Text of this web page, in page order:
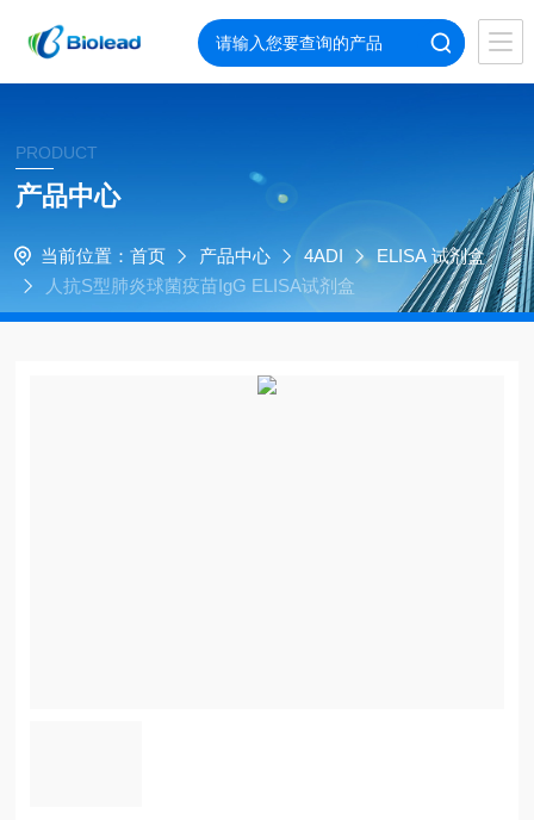
PRODUCT
产品中心
当前位置： 首页 产品中心 4ADI
ELISA 试剂盒
人抗S型肺炎球菌疫苗IgG ELISA试剂盒